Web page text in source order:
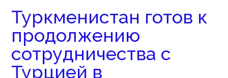
Туркменистан готов к
продолжению
сотрудничества с
Турцией в